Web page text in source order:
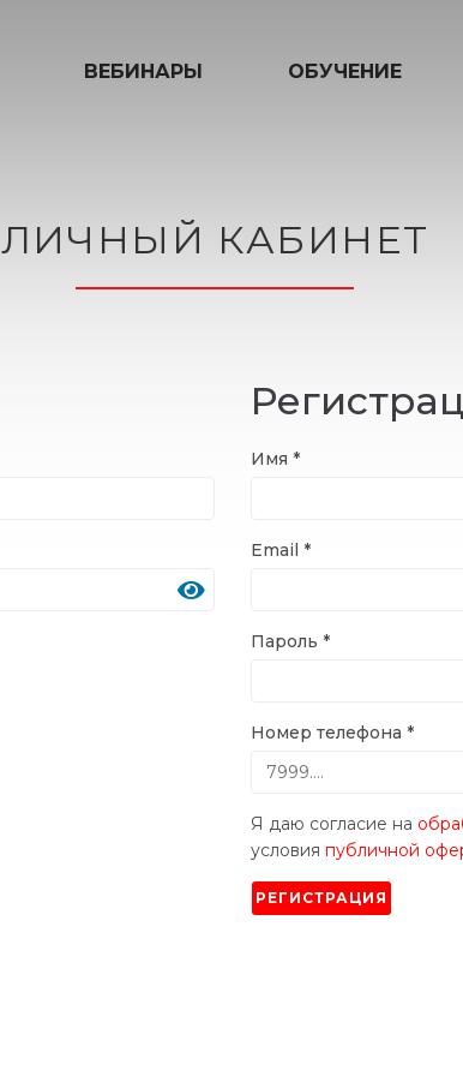
ВЕБИНАРЫ ОБУЧЕНИЕ
ЛИЧНЫЙ КАБИНЕТ
Имя *
Email *
Пароль *
Номер телефона *
Я даю согласие на
условия публичной
РЕГИСТРАЦИЯ